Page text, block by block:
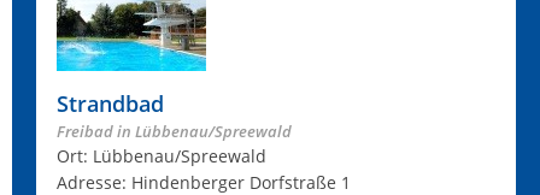
Strandbad
Freibad in Lübbenau/Spreewald
Ort: Lübbenau/Spreewald
Adresse: Hindenberger Dorfstraße 1